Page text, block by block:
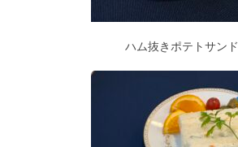
ハム抜きポテトサンド